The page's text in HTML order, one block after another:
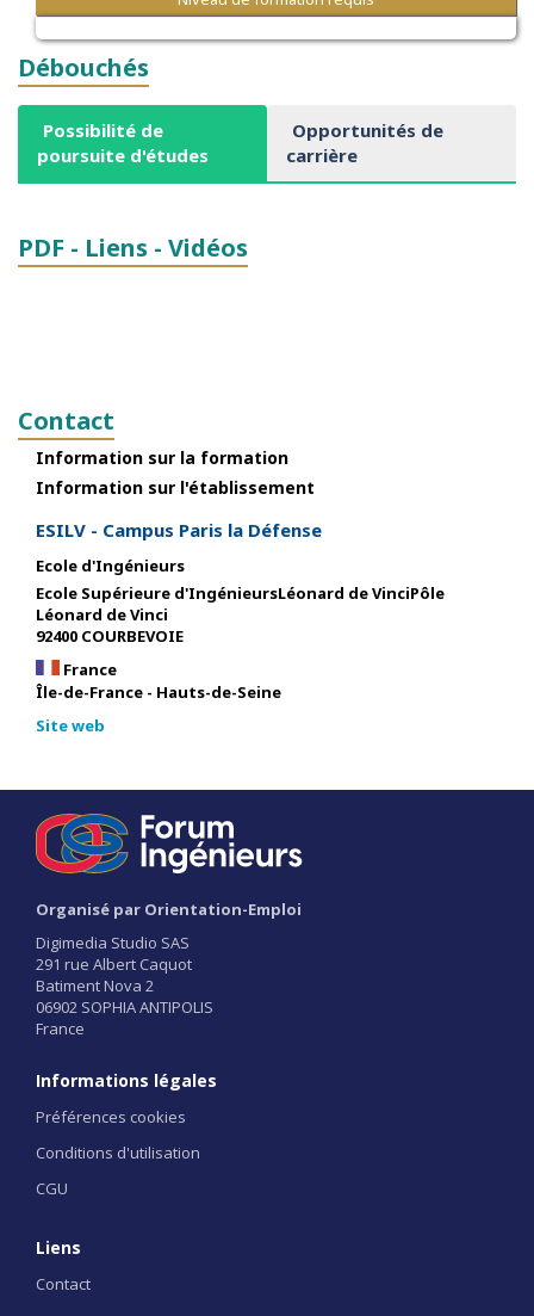
Débouchés
Possibilité de
poursuite d'études
Opportunités de
carrière
PDF - Liens - Vidéos
Contact
Information sur la formation
Information sur l'établissement
ESILV - Campus Paris la Défense
Ecole d'Ingénieurs
Ecole Supérieure d'IngénieursLéonard de VinciPôle
Léonard de Vinci
92400 COURBEVOIE
France
Île-de-France - Hauts-de-Seine
Site web
Organisé par Orientation-Emploi
Digimedia Studio SAS
291 rue Albert Caquot
Batiment Nova 2
06902 SOPHIA ANTIPOLIS
France
Informations légales
Préférences cookies
Conditions d'utilisation
CGU
Liens
Contact